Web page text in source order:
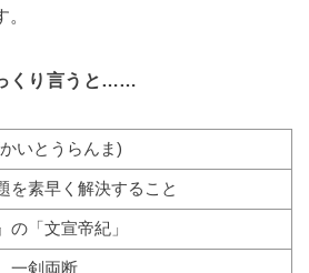
くり言うと……
いとうらんま)
を素早く解決すること
の「文宣帝紀」
一剣両断